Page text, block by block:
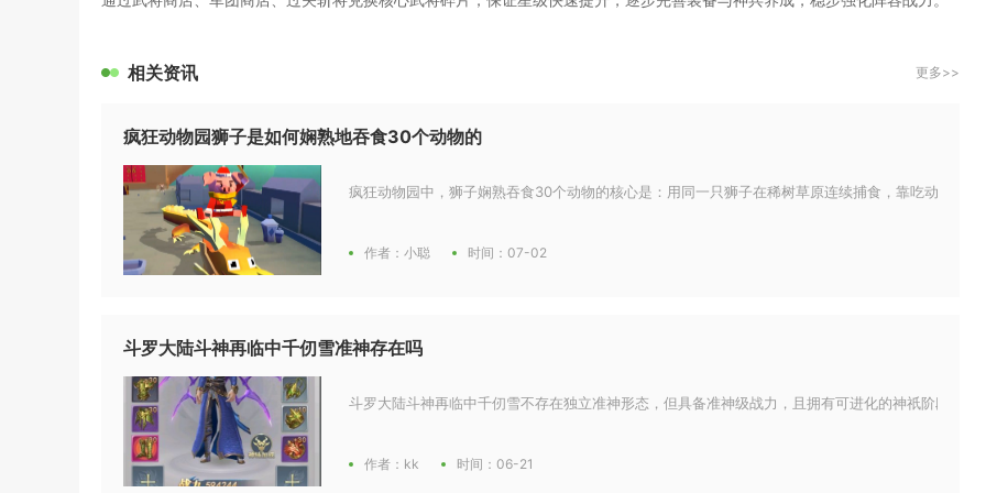
相关资讯 更多>>
疯狂动物园狮子是如何娴熟地吞食30个动物的
疯狂动物园中，狮子娴熟吞食30个动物的核心是：用同一只狮子在稀树草原连续捕食，靠吃动物延长
作者：小聪 时间：07-02
斗罗大陆斗神再临中千仞雪准神存在吗
斗罗大陆斗神再临中千仞雪不存在独立准神形态，但具备准神级战力，且拥有可进化的神祇阶段，是
作者：kk 时间：06-21